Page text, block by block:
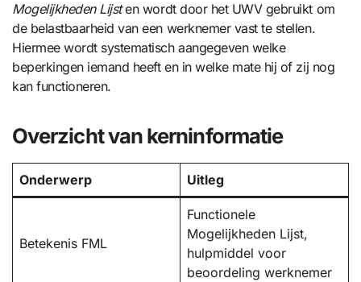
Mogelijkheden Lijsten wordt door het UWV gebruikt om
de belastbaarheid van een werknemer vast te stellen.
Hiermee wordt systematisch aangegeven welke
beperkingen iemand heeft en in welke mate hij of zij nog
kan functioneren.
Overzicht van kerninformatie
Onderwerp Uitleg
Betekenis FML
Functionele
Mogelijkheden Lijst,
hulpmiddel voor
beoordeling werknemer